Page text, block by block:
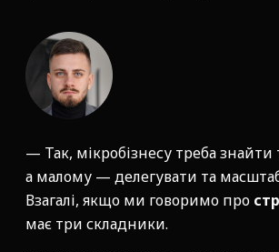
— Так, мікробізнесу треба знайти
а малому — делегувати та
Взагалі, якщо ми говоримо про
має три складники.